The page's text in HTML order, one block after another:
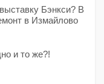
Бэнкси? В
в Измайлово
и то же?!